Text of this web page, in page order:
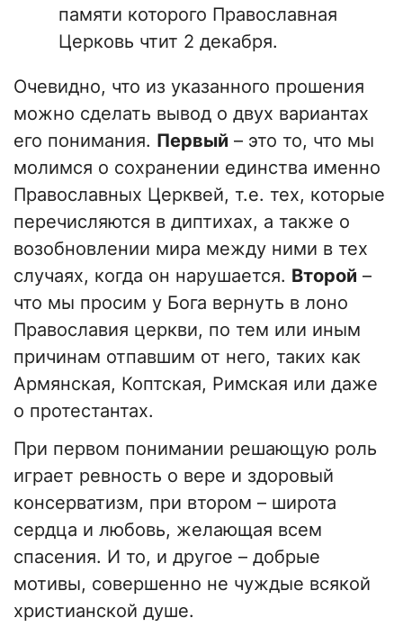
памяти которого Православная
Церковь чтит 2 декабря.
Очевидно, что из указанного прошения
можно сделать вывод о двух вариантах
его понимания. Первый – это то, что мы
молимся о сохранении единства именно
Православных Церквей, т.е. тех, которые
перечисляются в диптихах, а также о
возобновлении мира между ними в тех
случаях, когда он нарушается. Второй –
что мы просим у Бога вернуть в лоно
Православия церкви, по тем или иным
причинам отпавшим от него, таких как
Армянская, Коптская, Римская или даже
о протестантах.
При первом понимании решающую роль
играет ревность о вере и здоровый
консерватизм, при втором – широта
сердца и любовь, желающая всем
спасения. И то, и другое – добрые
мотивы, совершенно не чуждые всякой
христианской душе.